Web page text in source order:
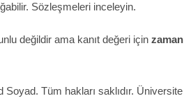
Sözleşmeleri inceleyin.
değildir ama kanıt değeri için zaman
Tüm hakları saklıdır. Üniversite